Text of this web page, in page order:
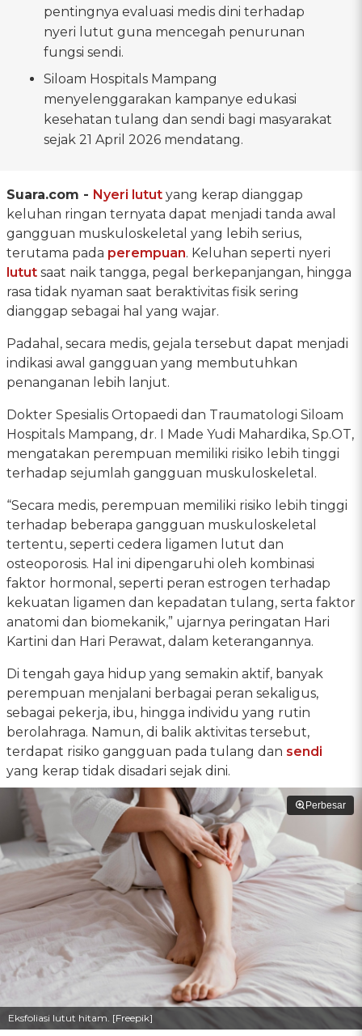
pentingnya evaluasi medis dini terhadap
nyeri lutut guna mencegah penurunan
fungsi sendi.
Siloam Hospitals Mampang
menyelenggarakan kampanye edukasi
kesehatan tulang dan sendi bagi masyarakat
sejak 21 April 2026 mendatang.
Suara.com - Nyeri lutut yang kerap dianggap
keluhan ringan ternyata dapat menjadi tanda awal
gangguan muskuloskeletal yang lebih serius,
terutama pada perempuan. Keluhan seperti nyeri
lutut saat naik tangga, pegal berkepanjangan, hingga
rasa tidak nyaman saat beraktivitas fisik sering
dianggap sebagai hal yang wajar.
Padahal, secara medis, gejala tersebut dapat menjadi
indikasi awal gangguan yang membutuhkan
penanganan lebih lanjut.
Dokter Spesialis Ortopaedi dan Traumatologi Siloam
Hospitals Mampang, dr. I Made Yudi Mahardika, Sp.OT,
mengatakan perempuan memiliki risiko lebih tinggi
terhadap sejumlah gangguan muskuloskeletal.
“Secara medis, perempuan memiliki risiko lebih tinggi
terhadap beberapa gangguan muskuloskeletal
tertentu, seperti cedera ligamen lutut dan
osteoporosis. Hal ini dipengaruhi oleh kombinasi
faktor hormonal, seperti peran estrogen terhadap
kekuatan ligamen dan kepadatan tulang, serta faktor
anatomi dan biomekanik,” ujarnya peringatan Hari
Kartini dan Hari Perawat, dalam keterangannya.
Di tengah gaya hidup yang semakin aktif, banyak
perempuan menjalani berbagai peran sekaligus,
sebagai pekerja, ibu, hingga individu yang rutin
berolahraga. Namun, di balik aktivitas tersebut,
terdapat risiko gangguan pada tulang dan sendi
yang kerap tidak disadari sejak dini.
Perbesar
Eksfoliasi lutut hitam. [Freepik]